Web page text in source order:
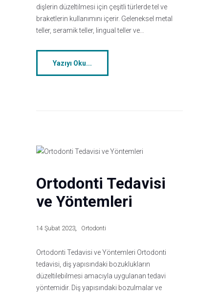
dişlerin düzeltilmesi için çeşitli türlerde tel ve
braketlerin kullanımını içerir. Geleneksel metal
teller, seramik teller, lingual teller ve…
Yazıyı Oku...
Ortodonti Tedavisi
ve Yöntemleri
14 Şubat 2023 Ortodonti
Ortodonti Tedavisi ve Yöntemleri Ortodonti
tedavisi, diş yapısındaki bozuklukların
düzeltilebilmesi amacıyla uygulanan tedavi
yöntemidir. Diş yapısındaki bozulmalar ve